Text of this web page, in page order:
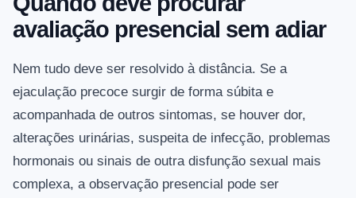
avaliação presencial sem adiar
Nem tudo deve ser resolvido à distância. Se a
ejaculação precoce surgir de forma súbita e
acompanhada de outros sintomas, se houver dor,
alterações urinárias, suspeita de infecção, problemas
hormonais ou sinais de outra disfunção sexual mais
complexa, a observação presencial pode ser